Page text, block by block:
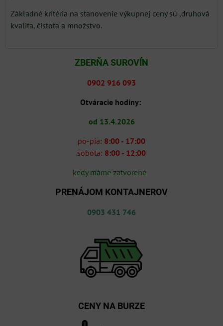
Základné kritéria na stanovenie výkupnej ceny sú ,druhová
kvalita, čistota a množstvo.
ZBERŇA SUROVÍN
0902 916 093
Otváracie hodiny:
od 13.4.2026
po-pia: 8:00 - 17:00
sobota: 8:00 - 12:00
kedy máme zatvorené
PRENÁJOM KONTAJNEROV
0903 431 746
CENY NA BURZE